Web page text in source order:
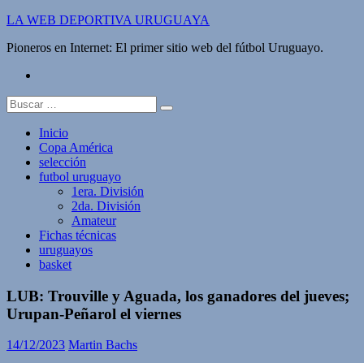
Saltar
contenido
LA WEB DEPORTIVA URUGUAYA
Pioneros en Internet: El primer sitio web del fútbol Uruguayo.
Buscar:
Inicio
Copa América
selección
futbol uruguayo
1era. División
2da. División
Amateur
Fichas técnicas
uruguayos
basket
LUB: Trouville y Aguada, los ganadores del jueves;
Urupan-Peñarol el viernes
14/12/2023 Martin Bachs